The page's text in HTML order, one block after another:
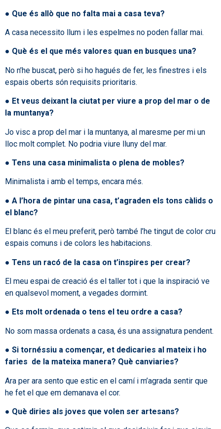
● Que és allò que no falta mai a casa teva?
A casa necessito llum i les espelmes no poden fallar mai.
● Què és el que més valores quan en busques una?
No n’he buscat, però si ho hagués de fer, les finestres i els
espais oberts són requisits prioritaris.
● Et veus deixant la ciutat per viure a prop del mar o de
la muntanya?
Jo visc a prop del mar i la muntanya, al maresme per mi un
lloc molt complet. No podria viure lluny del mar.
● Tens una casa minimalista o plena de mobles?
Minimalista i amb el temps, encara més.
● A l’hora de pintar una casa, t’agraden els tons càlids o
el blanc?
El blanc és el meu preferit, però també l’he tingut de color cru
espais comuns i de colors les habitacions.
● Tens un racó de la casa on t’inspires per crear?
El meu espai de creació és el taller tot i que la inspiració ve
en qualsevol moment, a vegades dormint.
● Ets molt ordenada o tens el teu ordre a casa?
No som massa ordenats a casa, és una assignatura pendent.
● Si tornéssiu a començar, et dedicaries al mateix i ho
faries de la mateixa manera? Què canviaries?
Ara per ara sento que estic en el camí i m’agrada sentir que
he fet el que em demanava el cor.
● Què diries als joves que volen ser artesans?